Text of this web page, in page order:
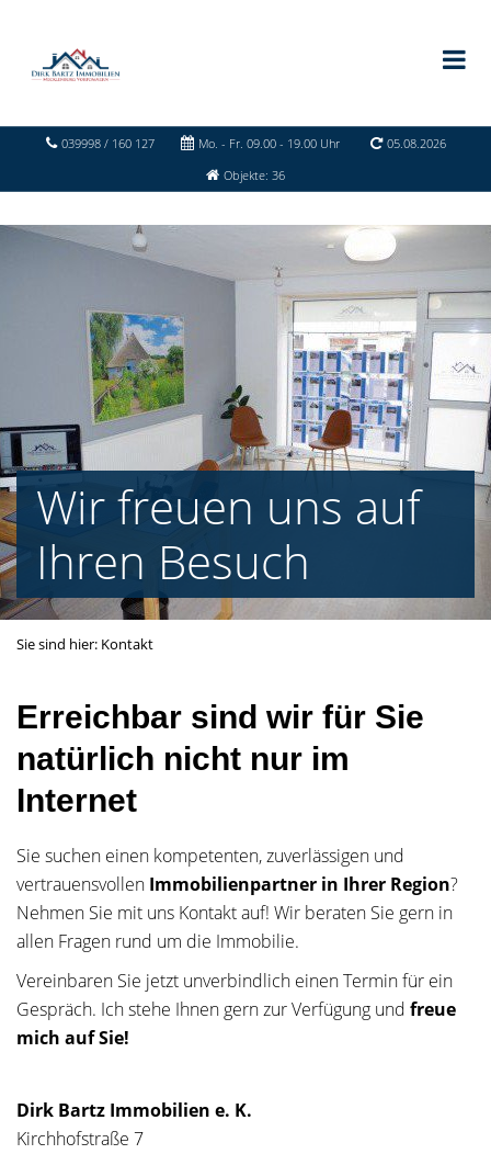
039998 / 160 127 Mo. - Fr. 09.00 - 19.00 Uhr
05.08.2026
Objekte: 36
Wir freuen uns auf
Ihren Besuch
Sie sind hier: Kontakt
Erreichbar sind wir für Sie
natürlich nicht nur im
Internet
Sie suchen einen kompetenten, zuverlässigen und
vertrauensvollen Immobilienpartner in Ihrer Region?
Nehmen Sie mit uns Kontakt auf! Wir beraten Sie gern in
allen Fragen rund um die Immobilie.
Vereinbaren Sie jetzt unverbindlich einen Termin für ein
Gespräch. Ich stehe Ihnen gern zur Verfügung und freue
mich auf Sie!
Dirk Bartz Immobilien e. K.
Kirchhofstraße 7